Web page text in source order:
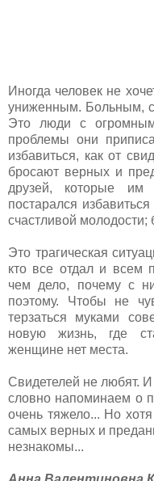
Иногда человек не
униженным. Больным,
Это люди с
проблемы они
избавиться, как от
бросают верных и
друзей, которые
постарался
счастливой
Это трагическая
кто все отдал и всем
чем дело, почему с
поэтому. Чтобы не
терзаться муками
новую жизнь, где
женщине нет места.
Свидетелей не любят.
словно напоминаем о
очень тяжело... Но
самых верных и
незнакомы...